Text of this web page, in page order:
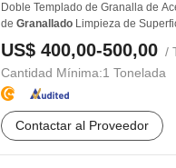
Doble Templado de Granalla de
de Granallado Limpieza de
US$ 400,00-500,00 /
Cantidad Mínima:1 Tonelada
Contactar al Proveedor